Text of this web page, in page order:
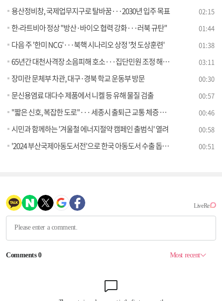
용산정비창, 국제업무지구로 탈바꿈···2030년 입주 목표 02:15
한-라트비아 정상 "방산·바이오 협력 강화···러북 규탄" 01:44
다음 주 '한미 NCG'···북핵 시나리오 상정 '첫 도상훈련' 01:38
65년간 대천사격장 소음피해 호소···집단민원 조정 해결 실마리 [정책현장+] 03:11
장미란 문체부 차관, 대구·경북 학교 운동부 방문 00:30
문신용염료 대다수 제품에서 니켈 등 유해 물질 검출 00:57
"짧은 신호, 복잡한 도로"··· 세종시 출퇴근 교통 체증 해소 나선다 00:46
시민과 함께하는 '겨울철 에너지절약 캠페인 출범식' 열려 00:58
'2024 부산국제아동도서전'으로 한국 아동도서 수출 돕는다 00:51